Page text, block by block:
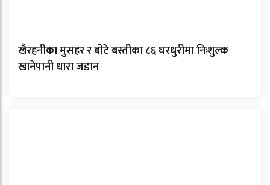
खैरहनीका मुसहर र बोटे बस्तीका ८६ घरधुरीमा निःशुल्क
खानेपानी धारा जडान